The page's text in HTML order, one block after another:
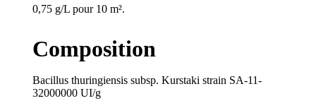
0,75 g/L pour 10 m².
Composition
Bacillus thuringiensis subsp. Kurstaki strain SA-11-
32000000 UI/g